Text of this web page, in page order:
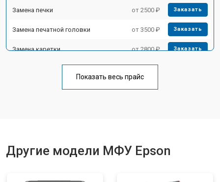
Замена печки от 2500 ₽ Заказать
Замена печатной головки от 3500 ₽ Заказать
Замена каретки от 2800 ₽ Заказать
от 3500 ₽
Показать весь прайс
Другие модели МФУ Epson